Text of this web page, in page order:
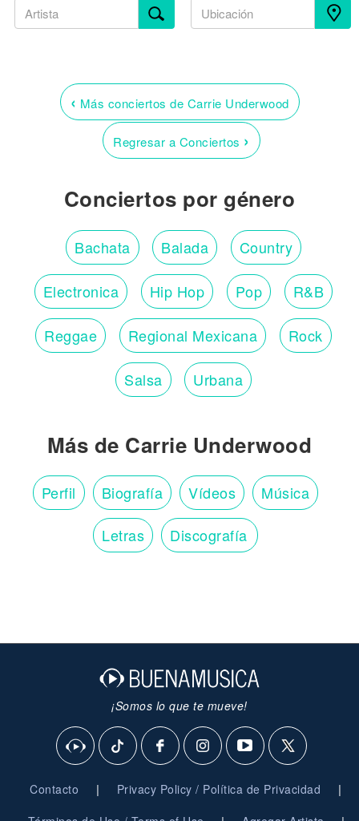
‹ Más conciertos de Carrie Underwood
Regresar a Conciertos ›
Conciertos por género
Bachata Balada Country
Electronica Hip Hop Pop R&B
Reggae Regional Mexicana Rock
Salsa Urbana
Más de Carrie Underwood
Perfil Biografía Vídeos Música
Letras Discografía
¡Somos lo que te mueve!
Contacto | Privacy Policy / Política de Privacidad |